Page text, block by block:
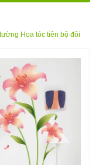
Hoa tóc tiên bộ đôi